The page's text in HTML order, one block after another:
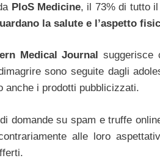
PloS Medicine, il 73% di tutto
la salute e l’aspetto
Medical Journal suggerisce
sono seguite dagli
anche i prodotti pubblicizzati.
domande su spam e truffe
alle loro